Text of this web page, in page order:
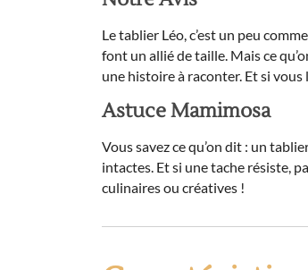
Le tablier Léo, c’est un peu
font un allié de taille. Mais ce
une histoire à raconter. Et si
Astuce Mamimosa
Vous savez ce qu’on dit : un
intactes. Et si une tache résiste,
culinaires ou créatives !